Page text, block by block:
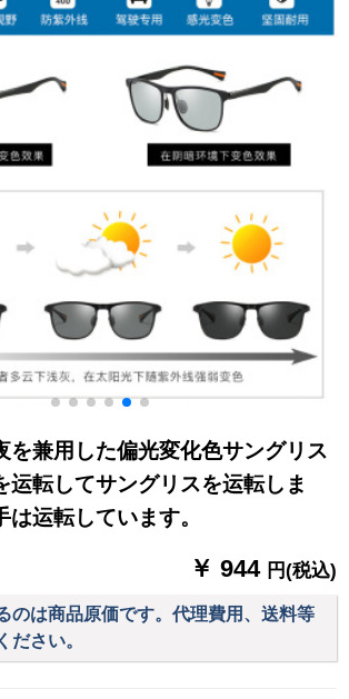
グレイ片P 01
を兼用した偏光変化色サングリス
运転してサングリスを运転しま
运転しています。
￥ 944 円(税込)
のは商品原価です。代理費用、送料等
ださい。